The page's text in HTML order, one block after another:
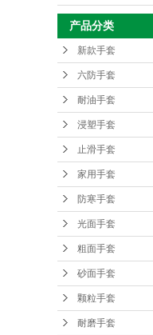
产品分类
新款手套
六防手套
耐油手套
浸塑手套
止滑手套
家用手套
防寒手套
光面手套
粗面手套
砂面手套
颗粒手套
耐磨手套